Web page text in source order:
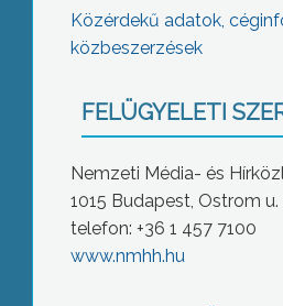
Közérdekű adatok,
közbeszerzések
FELÜGYELETI
Nemzeti Média- és
1015 Budapest, Ostrom
telefon: +36 1 457 7100
www.nmhh.hu